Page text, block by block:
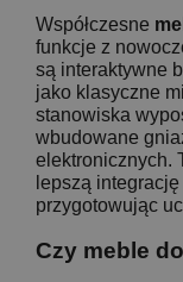
Współczesne
funkcje z
są interaktywne
jako klasyczne
stanowiska
wbudowane
elektronicznych.
lepszą
przygotowując
Czy meble